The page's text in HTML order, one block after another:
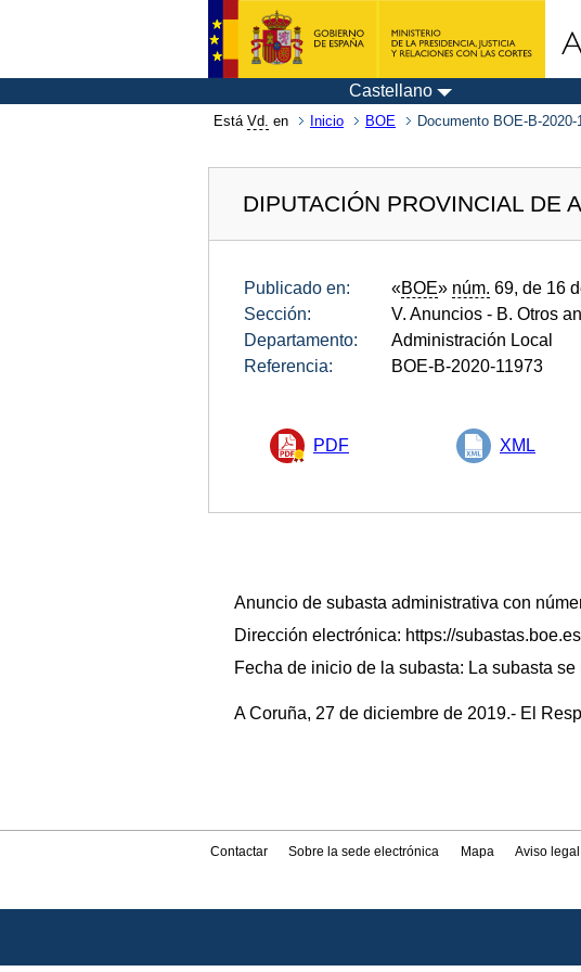
Castellano
Está Vd. en Inicio BOE Documento BOE-B-2020-
DIPUTACIÓN PROVINCIAL DE
Publicado en: «BOE» núm. 69, de 16
Sección:
V. Anuncios - B. Otros
Departamento:
Administración Local
Referencia:
BOE-B-2020-11973
PDF XML
Anuncio de subasta administrativa con
Dirección electrónica: https://
Fecha de inicio de la subasta: La subasta
A Coruña, 27 de diciembre de 2019.- El
Contactar Sobre la sede electrónica Mapa Aviso legal